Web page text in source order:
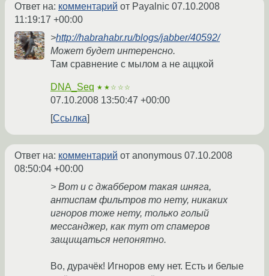
Ответ на: комментарий от Payalnic 07.10.2008
11:19:17 +00:00
>http://habrahabr.ru/blogs/jabber/40592/
Может будет интеренсно.
Там сравнение с мылом а не аццкой
DNA_Seq ★★☆☆☆
07.10.2008 13:50:47 +00:00
Ссылка
Ответ на: комментарий от anonymous 07.10.2008
08:50:04 +00:00
> Вот и с джаббером такая шняга,
антиспам фильтров то нету, никаких
игноров тоже нету, только голый
мессанджер, как тут от спамеров
защищаться непонятно.
Во, дурачёк! Игноров ему нет. Есть и белые